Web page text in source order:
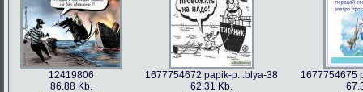
12419806
86.88 Kb.
1677754672 papik-p...blya-38
62.31 Kb.
1677754675